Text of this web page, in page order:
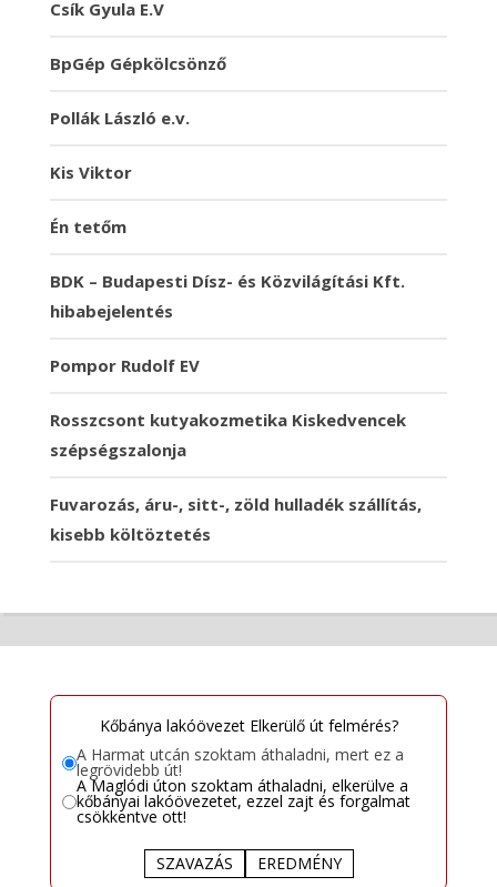
Csík Gyula E.V
BpGép Gépkölcsönző
Pollák László e.v.
Kis Viktor
Én tetőm
BDK – Budapesti Dísz- és Közvilágítási Kft.
hibabejelentés
Pompor Rudolf EV
Rosszcsont kutyakozmetika Kiskedvencek
szépségszalonja
Fuvarozás, áru-, sitt-, zöld hulladék szállítás,
kisebb költöztetés
Kőbánya lakóövezet Elkerülő út felmérés?
A Harmat utcán szoktam áthaladni, mert ez a
legrövidebb út!
A Maglódi úton szoktam áthaladni, elkerülve a
kőbányai lakóövezetet, ezzel zajt és forgalmat
csökkentve ott!
SZAVAZÁS EREDMÉNY